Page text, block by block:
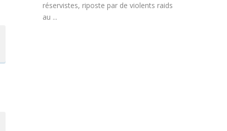
réservistes, riposte par de violents raids
au ...